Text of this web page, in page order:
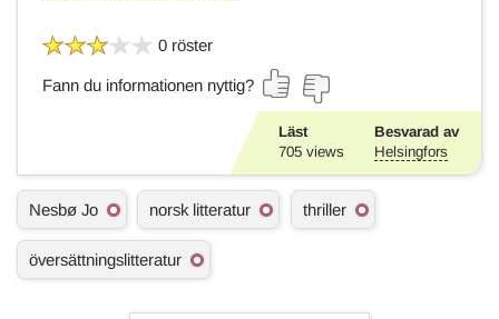
0 röster
Fann du informationen nyttig?
Läst
705 views
Besvarad av
Helsingfors
Ä
m
n
s
Nesbø Jo norsk litteratur thriller
översättningslitteratur